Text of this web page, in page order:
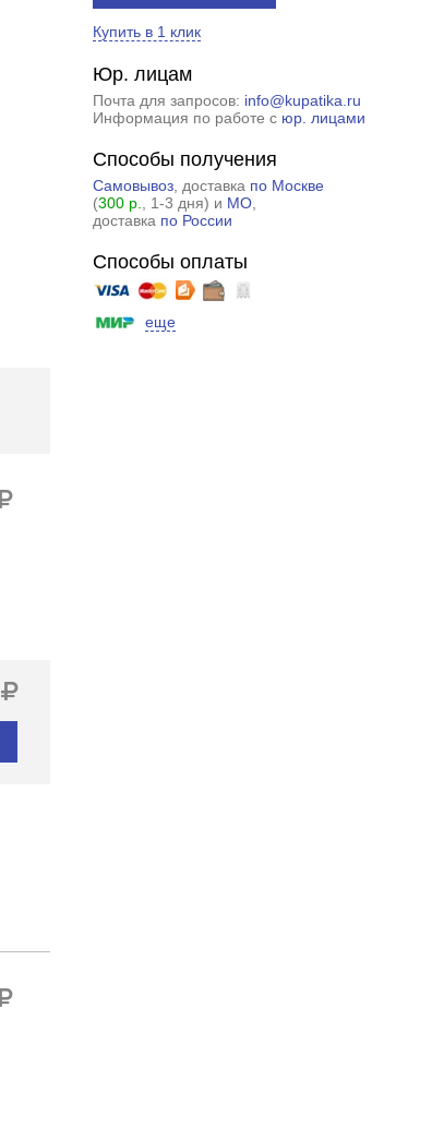
Купить в 1 клик
Юр. лицам
Почта для запросов: info@kupatika.ru
Информация по работе с юр. лицами
Способы получения
Самовывоз, доставка по Москве
(300 р. , 1-3 дня) и МО,
доставка по России
Способы оплаты
еще